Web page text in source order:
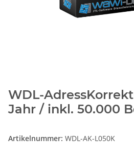
WDL-
Jahr / inkl. 50.000
Artikelnummer: WDL-AK-L050K